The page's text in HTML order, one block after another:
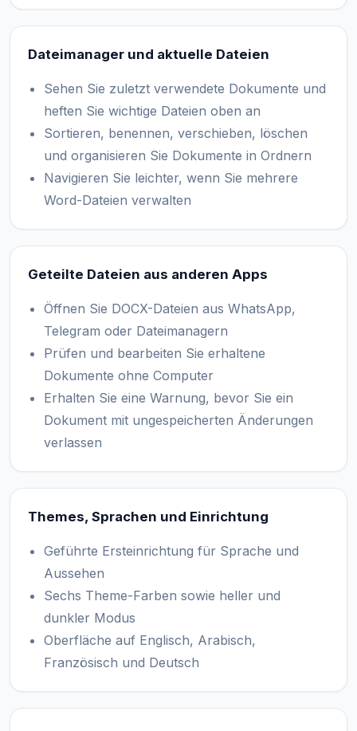
Dateimanager und aktuelle Dateien
Sehen Sie zuletzt verwendete Dokumente und
heften Sie wichtige Dateien oben an
Sortieren, benennen, verschieben, löschen
und organisieren Sie Dokumente in Ordnern
Navigieren Sie leichter, wenn Sie mehrere
Word-Dateien verwalten
Geteilte Dateien aus anderen Apps
Öffnen Sie DOCX-Dateien aus WhatsApp,
Telegram oder Dateimanagern
Prüfen und bearbeiten Sie erhaltene
Dokumente ohne Computer
Erhalten Sie eine Warnung, bevor Sie ein
Dokument mit ungespeicherten Änderungen
verlassen
Themes, Sprachen und Einrichtung
Geführte Ersteinrichtung für Sprache und
Aussehen
Sechs Theme-Farben sowie heller und
dunkler Modus
Oberfläche auf Englisch, Arabisch,
Französisch und Deutsch